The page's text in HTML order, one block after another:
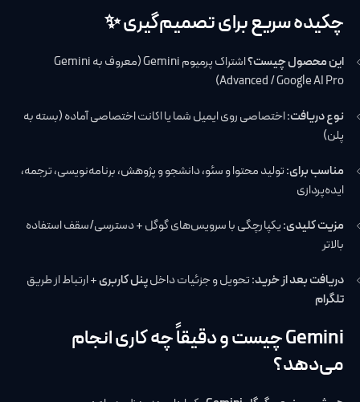
چکیده سریع برای تصمیم‌گیری ✨
این محصول چیست؟
اشتراک پرمیوم Gemini (معروف به Gemini
Advanced / Google AI Pro)
نوع دریافت:اختصاصی روی ایمیل شما یا اکانت اختصاصی آماده (بسته به
پلن)
مناسب برای:تولید محتوا و سئو، دانشجو و پژوهش، برنامه‌نویسی، ترجمه،
ایده‌پردازی
مزیت کلیدی:یکپارچگی با سرویس‌های گوگل + دسترسی/سقف استفاده
بالاتر
دریافت بعد از خرید:تحویل و جزئیات داخلپنل کاربری+ ارتباط از طریق
تلگرام
Gemini چیست و دقیقاً چه کاری انجام
می‌دهد؟